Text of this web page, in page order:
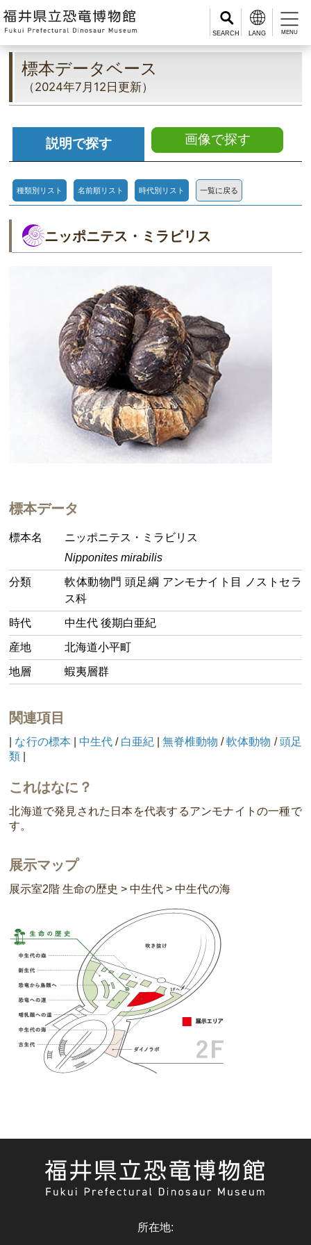
MENU
標本データベース
（2024年7月12日更新）
説明で探す 画像で探す
種類別リスト 名前順リスト 時代別リスト 一覧に戻る
ニッポニテス・ミラビリス
標本データ
標本名
ニッポニテス・ミラビリス
Nipponites mirabilis
分類
軟体動物門 頭足綱 アンモナイト目 ノストセラ
ス科
時代 中生代 後期白亜紀
産地 北海道小平町
地層 蝦夷層群
関連項目
な行の標本 中生代/ 白亜紀 |無脊椎動物 /軟体動物 /頭足
類
これはなに？
北海道で発見された日本を代表するアンモナイトの一種で
す。
展示マップ
展示室2階 生命の歴史 > 中生代 > 中生代の海
所在地: